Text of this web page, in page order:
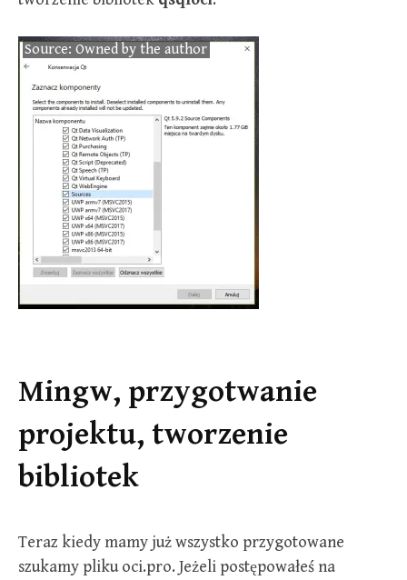
Source: Owned by the author
Mingw, przygotwanie
projektu, tworzenie
bibliotek
Teraz kiedy mamy już wszystko przygotowane
szukamy pliku oci.pro. Jeżeli postępowałeś na